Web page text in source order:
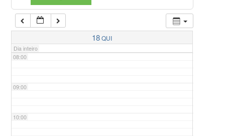
18QUI
Dia inteiro
07:00
08:00
09:00
10:00